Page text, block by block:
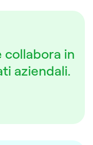
collabora in
aziendali.